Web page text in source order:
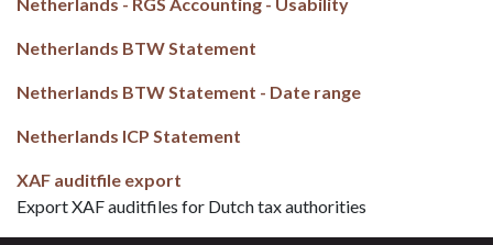
Netherlands BTW Statement
Netherlands BTW Statement - Date range
Netherlands ICP Statement
XAF auditfile export
Export XAF auditfiles for Dutch tax authorities